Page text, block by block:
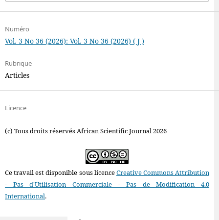
Numéro
Vol. 3 No 36 (2026): Vol. 3 No 36 (2026) ( J )
Rubrique
Articles
Licence
(c) Tous droits réservés African Scientific Journal 2026
Ce travail est disponible sous licenceCreative Commons Attribution
- Pas d'Utilisation Commerciale - Pas de Modification 4.0
International.